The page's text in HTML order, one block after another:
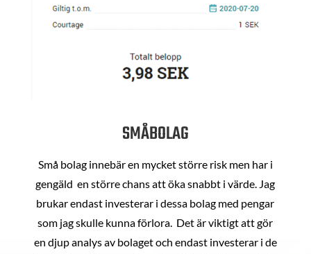
SMÅBOLAG
Små bolag innebär en mycket större risk men har i
gengäld en större chans att öka snabbt i värde. Jag
brukar endast investerar i dessa bolag med pengar
som jag skulle kunna förlora. Det är viktigt att gör
en djup analys av bolaget och endast investerar i de